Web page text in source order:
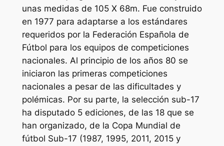
unas medidas de 105 X 68m. Fue construido
en 1977 para adaptarse a los estándares
requeridos por la Federación Española de
Fútbol para los equipos de competiciones
nacionales. Al principio de los años 80 se
iniciaron las primeras competiciones
nacionales a pesar de las dificultades y
polémicas. Por su parte, la selección sub-17
ha disputado 5 ediciones, de las 18 que se
han organizado, de la Copa Mundial de
fútbol Sub-17 (1987, 1995, 2011, 2015 y